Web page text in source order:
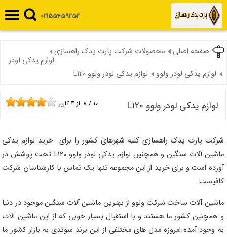
02155459252
صفحه اصلی محصولات شرکت پارت یدک راهسازی
لوازم یدکی لودر
لوازم یدکی لودر ولوو
لوازم یدکی لودر ولوو L120
لوازم یدکی لودر ولوو L120 8 / 10 از 4کاربر
شرکت پارت یدک راهسازی کلیه شهرهای کشور را برای خرید لوازم یدکی
ماشین آلات سنگین و همچنین لوازم یدکی لودر ولوو L120 تحت پوشش در
آورده است و برای خرید از این مجموعه تنها یک تماس با کارشناسان شرکت
کافیست.
ماشین آلات ساخت شرکت ولوو از بهترین ماشین آلات سنگین موجود در دنیا
و همچنین کشور ما هستند و با استقبال بسیار خوبی که از این ماشین آلات
به وجود آمده امروزه مدل های مختلفی از این برند سوئدی به بازار کشور ما